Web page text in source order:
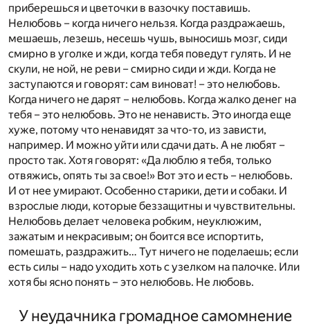
приберешься и цветочки в вазочку поставишь.
Нелюбовь – когда ничего нельзя. Когда раздражаешь,
мешаешь, лезешь, несешь чушь, выносишь мозг, сиди
смирно в уголке и жди, когда тебя поведут гулять. И не
скули, не ной, не реви – смирно сиди и жди. Когда не
заступаются и говорят: сам виноват! – это нелюбовь.
Когда ничего не дарят – нелюбовь. Когда жалко денег на
тебя – это нелюбовь. Это не ненависть. Это иногда еще
хуже, потому что ненавидят за что-то, из зависти,
например. И можно уйти или сдачи дать. А не любят –
просто так. Хотя говорят: «Да люблю я тебя, только
отвяжись, опять ты за свое!» Вот это и есть – нелюбовь.
И от нее умирают. Особенно старики, дети и собаки. И
взрослые люди, которые беззащитны и чувствительны.
Нелюбовь делает человека робким, неуклюжим,
зажатым и некрасивым; он боится все испортить,
помешать, раздражить… Тут ничего не поделаешь; если
есть силы – надо уходить хоть с узелком на палочке. Или
хотя бы ясно понять – это нелюбовь. Не любовь.
У неудачника громадное самомнение